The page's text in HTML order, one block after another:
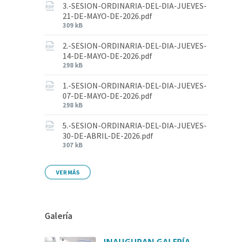
3.-SESION-ORDINARIA-DEL-DIA-JUEVES-
21-DE-MAYO-DE-2026.pdf
309 kB
2.-SESION-ORDINARIA-DEL-DIA-JUEVES-
14-DE-MAYO-DE-2026.pdf
298 kB
1.-SESION-ORDINARIA-DEL-DIA-JUEVES-
07-DE-MAYO-DE-2026.pdf
298 kB
5.-SESION-ORDINARIA-DEL-DIA-JUEVES-
30-DE-ABRIL-DE-2026.pdf
307 kB
VER MÁS
Galería